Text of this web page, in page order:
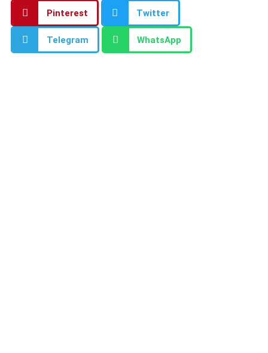
Pinterest Twitter
Telegram WhatsApp